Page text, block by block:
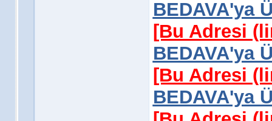
BEDAVA'ya
[Bu Adresi
BEDAVA'ya
[Bu Adresi
BEDAVA'ya